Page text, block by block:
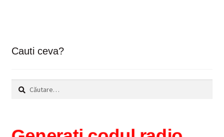
Cauti ceva?
Caută
după: